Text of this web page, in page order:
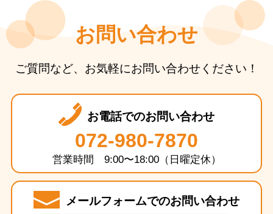
お問い合わせ
ご質問など、お気軽にお問い合わせください！
お電話でのお問い合わせ
072-980-7870
営業時間 9:00〜18:00（日曜定休）
メールフォームでのお問い合わせ